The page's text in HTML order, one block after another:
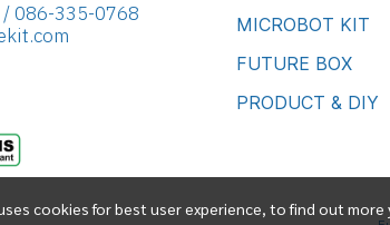
cookies for best user experience, to find out
086-335-0768
MICROBOT KIT
FUTURE BOX
PRODUCT & DIY